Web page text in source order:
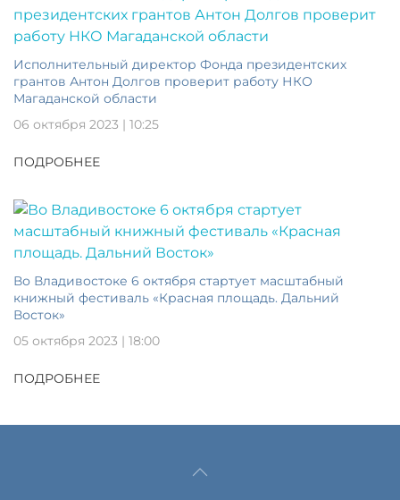
Исполнительный директор Фонда президентских
грантов Антон Долгов проверит работу НКО
Магаданской области
06 октября 2023 | 10:25
ПОДРОБНЕЕ
Во Владивостоке 6 октября стартует масштабный
книжный фестиваль «Красная площадь. Дальний
Восток»
05 октября 2023 | 18:00
ПОДРОБНЕЕ